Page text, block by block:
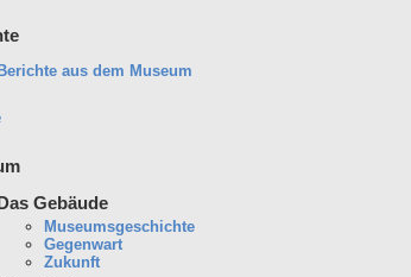
Berichte aus dem Museum
Gebäude
Museumsgeschichte
Gegenwart
Zukunft